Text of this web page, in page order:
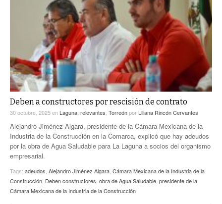
Deben a constructores por rescisión de contrato
30 octubre, 2025en Laguna relevantes Torreónpor Liliana Rincón Cervantes
Alejandro Jiménez Algara, presidente de la Cámara Mexicana de la
Industria de la Construcción en la Comarca, explicó que hay adeudos
por la obra de Agua Saludable para La Laguna a socios del organismo
empresarial.
Tags: adeudos Alejandro Jiménez Algara Cámara Mexicana de la Industria de la
Construcción Deben constructores obra de Agua Saludable presidente de la
Cámara Mexicana de la Industria de la Construcción